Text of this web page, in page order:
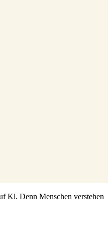
Kl. Denn Menschen verstehen